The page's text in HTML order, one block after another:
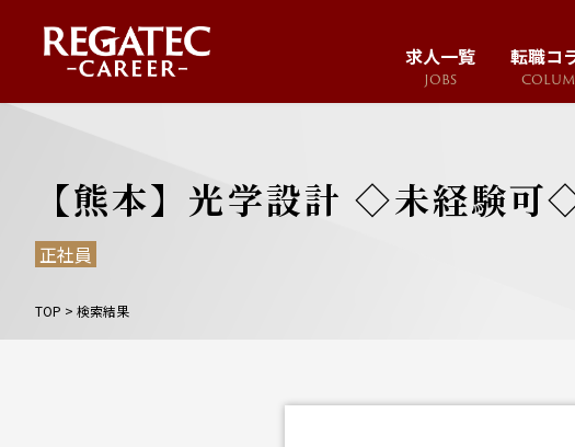
求人一覧
JOBS
転職コ
【熊本】光学設計 ◇未経験
正社員
TOP > 検索結果